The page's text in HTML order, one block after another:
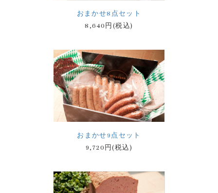
おまかせ8点セット
8,640円(税込)
おまかせ9点セット
9,720円(税込)